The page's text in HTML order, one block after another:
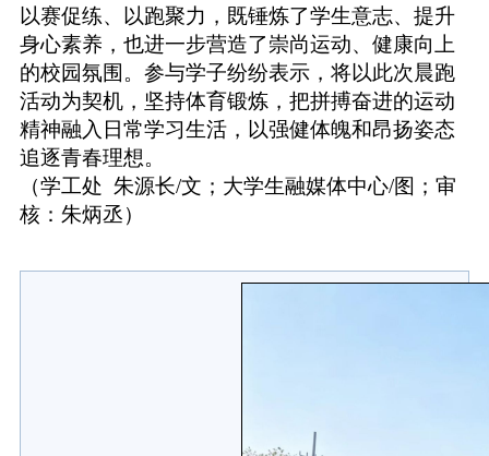
以赛促练、以跑聚力，既锤炼了学生意志、提升
身心素养，也进一步营造了崇尚运动、健康向上
的校园氛围。参与学子纷纷表示，将以此次晨跑
活动为契机，坚持体育锻炼，把拼搏奋进的运动
精神融入日常学习生活，以强健体魄和昂扬姿态
追逐青春理想。
（学工处 朱源长/文；大学生融媒体中心/图；审
核：朱炳丞）